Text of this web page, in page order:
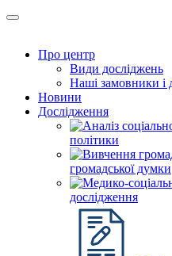
Про центр
Види досліджень
Наші замовники і
Новини
Дослідження
політики
громадської думки
дослідження